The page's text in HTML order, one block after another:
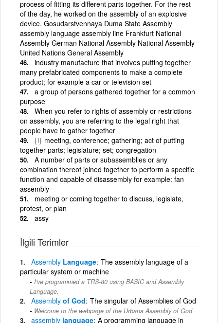
process of fitting its different parts together. For the rest
of the day, he worked on the assembly of an explosive
device. Gosudarstvennaya Duma State Assembly
assembly language assembly line Frankfurt National
Assembly German National Assembly National Assembly
United Nations General Assembly
industry manufacture that involves putting together
many prefabricated components to make a complete
product; for example a car or television set
a group of persons gathered together for a common
purpose
When you refer to rights of assembly or restrictions
on assembly, you are referring to the legal right that
people have to gather together
{i} meeting, conference; gathering; act of putting
together parts; legislature; set; congregation
A number of parts or subassemblies or any
combination thereof joined together to perform a specific
function and capable of disassembly for example: fan
assembly
meeting or coming together to discuss, legislate,
protest, or plan
assy
İlgili Terimler
Assembly Language The assembly language of a
particular system or machine
I've programmed a TRS-80 using BASIC and Assembly
Language.
Assembly of God The singular of Assemblies of God
Welcome to the webpage of the Urbana Assembly of God.
assembly language A programming language in